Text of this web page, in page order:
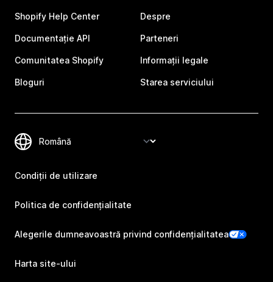
Shopify Help Center
Documentație API
Comunitatea Shopify
Bloguri
Despre
Parteneri
Informații legale
Starea serviciului
Condiții de utilizare
Politica de confidențialitate
Alegerile dumneavoastră privind confidențialitatea
Harta site-ului